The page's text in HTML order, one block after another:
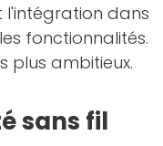
l'intégration dans
fonctionnalités.
plus ambitieux.
sans fil